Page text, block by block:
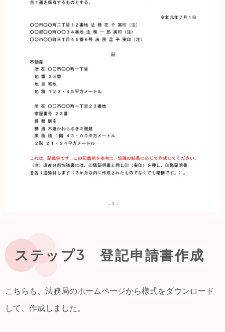
ステップ3 登記申請書作成
こちらも、法務局のホームページから様式をダウンロード
して、作成しました。